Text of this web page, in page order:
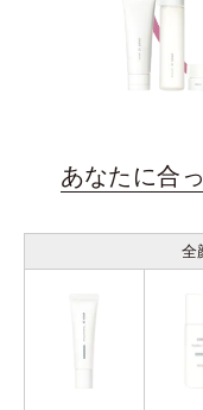
あなたに合
全